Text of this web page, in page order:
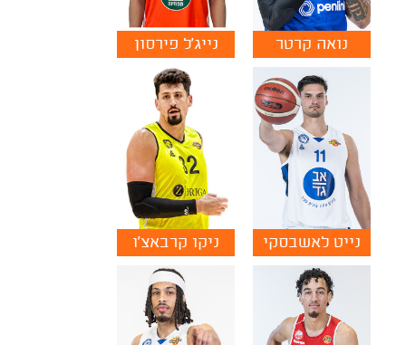
נואה קרטר נייג'ל פירסון
נייט לאשבסקי ניקו קרבאצ'ו